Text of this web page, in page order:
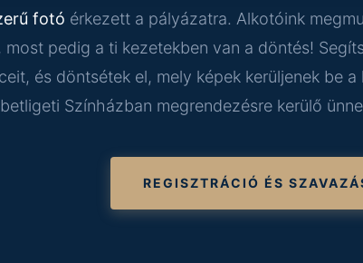
fotó érkezett a pályázatra. Alkotóink
most pedig a ti kezetekben van a döntés!
és döntsétek el, mely képek kerüljenek be
Színházban megrendezésre kerülő
REGISZTRÁCIÓ ÉS